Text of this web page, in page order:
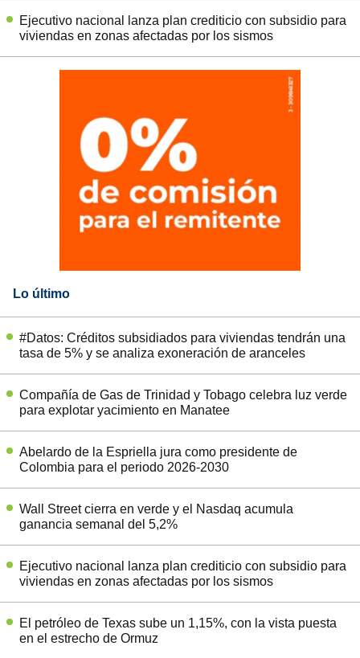
Ejecutivo nacional lanza plan crediticio con subsidio para
viviendas en zonas afectadas por los sismos
Lo último
#Datos: Créditos subsidiados para viviendas tendrán una
tasa de 5% y se analiza exoneración de aranceles
Compañía de Gas de Trinidad y Tobago celebra luz verde
para explotar yacimiento en Manatee
Abelardo de la Espriella jura como presidente de
Colombia para el periodo 2026-2030
Wall Street cierra en verde y el Nasdaq acumula
ganancia semanal del 5,2%
Ejecutivo nacional lanza plan crediticio con subsidio para
viviendas en zonas afectadas por los sismos
El petróleo de Texas sube un 1,15%, con la vista puesta
en el estrecho de Ormuz